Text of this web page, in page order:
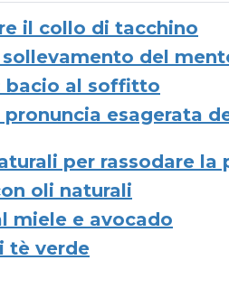
il collo di tacchino
sollevamento del
bacio al soffitto
pronuncia esagerata
per rassodare la
oli naturali
miele e avocado
tè verde